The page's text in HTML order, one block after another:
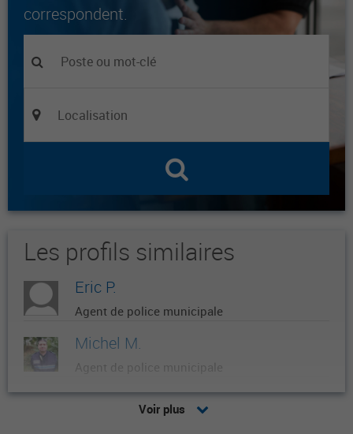
correspondent.
Les profils similaires
Eric P.
Agent de police municipale
Michel M.
Agent de police municipale
Eloïse W.Voir plus